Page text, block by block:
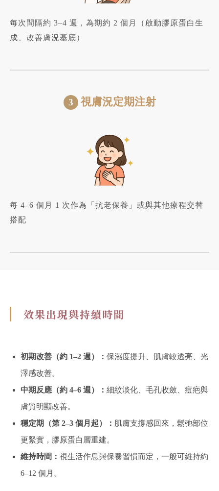
每次間隔約 3–4 週，為期約 2 個月（啟動膠原蛋白生
成、改善膚況基底）
3 視膚況定期注射
每 4–6 個月 1 次作為「抗老保養」或與其他療程交替
搭配
效果出現與持續時間
初期改善（約 1–2 週）： 保濕度提升、肌膚較透亮、光
澤感改善。
中期反應（約 4–6 週）： 細紋淡化、毛孔收斂、痘疤與
膚質明顯改善。
穩定期（第 2–3 個月起）： 肌膚支撐感回來，鬆弛部位
更緊實，膠原蛋白層重建。
維持時間： 視生活作息與保養習慣而定，一般可維持約
6–12 個月。